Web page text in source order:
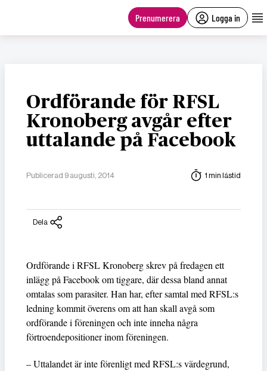
Prenumerera Logga in
Ordförande för RFSL
Kronoberg avgår efter
uttalande på Facebook
Publicerad 9 augusti, 2014 1 min lästid
Dela
Ordförande i RFSL Kronoberg skrev på fredagen ett
inlägg på Facebook om tiggare, där dessa bland annat
omtalas som parasiter. Han har, efter samtal med RFSL:s
ledning kommit överens om att han skall avgå som
ordförande i föreningen och inte inneha några
förtroendepositioner inom föreningen.
– Uttalandet är inte förenligt med RFSL:s värdegrund,